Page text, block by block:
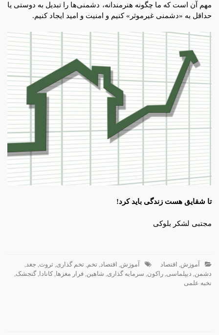
مهم آن است که ما چگونه هنرمندانه، دشمنی‌ها را تبدیل به دوستی یا
حداقل به «دشمنی غیرموثر» کنیم و امنیت و امید ایجاد کنیم.
تا شقایق هست زندگی باید کرد!
مجتبی لشکر بلوکی
آموزش, اقتصاد آموزش, اقتصاد, تخم, تخم گذاری, ثروت, جغد,
دشمن, دیپلماسی, راکون, سرمایه گذاری, شاهین, فرار مغزها, کانادا , گنجشک,
نخبه علمی